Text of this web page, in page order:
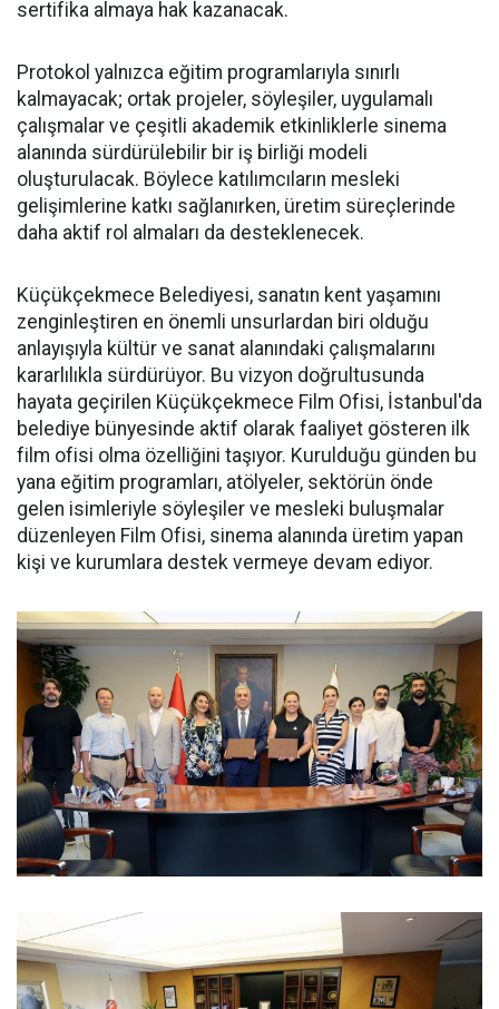
sertifika almaya hak kazanacak.
Protokol yalnızca eğitim programlarıyla sınırlı
kalmayacak; ortak projeler, söyleşiler, uygulamalı
çalışmalar ve çeşitli akademik etkinliklerle sinema
alanında sürdürülebilir bir iş birliği modeli
oluşturulacak. Böylece katılımcıların mesleki
gelişimlerine katkı sağlanırken, üretim süreçlerinde
daha aktif rol almaları da desteklenecek.
Küçükçekmece Belediyesi, sanatın kent yaşamını
zenginleştiren en önemli unsurlardan biri olduğu
anlayışıyla kültür ve sanat alanındaki çalışmalarını
kararlılıkla sürdürüyor. Bu vizyon doğrultusunda
hayata geçirilen Küçükçekmece Film Ofisi, İstanbul'da
belediye bünyesinde aktif olarak faaliyet gösteren ilk
film ofisi olma özelliğini taşıyor. Kurulduğu günden bu
yana eğitim programları, atölyeler, sektörün önde
gelen isimleriyle söyleşiler ve mesleki buluşmalar
düzenleyen Film Ofisi, sinema alanında üretim yapan
kişi ve kurumlara destek vermeye devam ediyor.